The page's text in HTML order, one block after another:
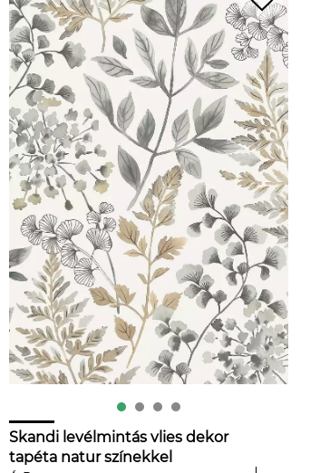
Skandi levélmintás vlies dekor
tapéta natur színekkel